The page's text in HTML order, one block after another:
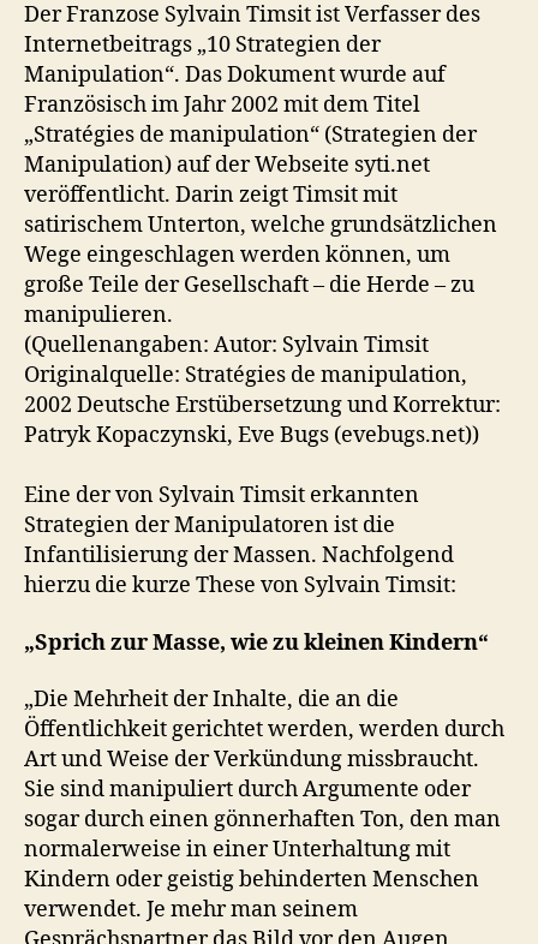
Der Franzose Sylvain Timsit ist Verfasser des
Internetbeitrags „10 Strategien der
Manipulation“. Das Dokument wurde auf
Französisch im Jahr 2002 mit dem Titel
„Stratégies de manipulation“ (Strategien der
Manipulation) auf der Webseite syti.net
veröffentlicht. Darin zeigt Timsit mit
satirischem Unterton, welche grundsätzlichen
Wege eingeschlagen werden können, um
große Teile der Gesellschaft – die Herde – zu
manipulieren.
(Quellenangaben: Autor: Sylvain Timsit
Originalquelle: Stratégies de manipulation,
2002 Deutsche Erstübersetzung und Korrektur:
Patryk Kopaczynski, Eve Bugs (evebugs.net))
Eine der von Sylvain Timsit erkannten
Strategien der Manipulatoren ist die
Infantilisierung der Massen. Nachfolgend
hierzu die kurze These von Sylvain Timsit:
„Sprich zur Masse, wie zu kleinen Kindern“
„Die Mehrheit der Inhalte, die an die
Öffentlichkeit gerichtet werden, werden durch
Art und Weise der Verkündung missbraucht.
Sie sind manipuliert durch Argumente oder
sogar durch einen gönnerhaften Ton, den man
normalerweise in einer Unterhaltung mit
Kindern oder geistig behinderten Menschen
verwendet. Je mehr man seinem